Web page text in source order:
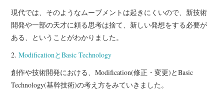
現代では、そのようなムーブメントは起きにくいので、新技術
開発や一部の天才に頼る思考は捨て、新しい発想をする必要が
ある、ということがわかりました。
2.ModificationとBasic Technology
創作や技術開発における、Modification(修正・変更)とBasic
Technology(基幹技術)の考え方をみていきました。